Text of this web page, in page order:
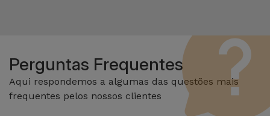
Perguntas Frequentes
Aqui respondemos a algumas das questões mais
frequentes pelos nossos clientes